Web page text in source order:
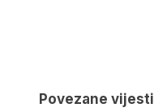
Povezane vijesti